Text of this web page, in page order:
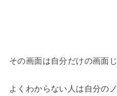
その画面は自分だけの画面
よくわからない人は自分の